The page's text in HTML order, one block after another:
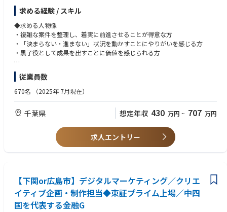
案を能動的に行える「営業マインド・事業化マインド」をお持ちの方
る提案を粘り強く行える高い調整能力がある方
・縦割りの職種に縛られず、事業成長のために自ら領域を広げていける方
＜主な業務内容＞
① プロジェクト推進・実行管理
サイト改修、新機能導入、DX施策に関する進捗管理
課題・リスクの整理と解消に向けたアクション設計
② 部署間調整・合意形成
関連部署（事業会社、保険会社、開発ベンダー等）との調整・ファシリテ
意思決定に必要な資料作成（論点整理）
③ 要件定義のサポート
ニーズの整理・言語化、開発側への適切な要件伝達
手戻り・遅延を防ぐための橋渡し
※人事異動により会社指定の業務に変更有
求める経験 / スキル
◆求める人物像
・複雑な案件を整理し、着実に前進させることが得意な方
・「決まらない・進まない」状況を動かすことにやりがいを感じる方
・黒子役として成果を出すことに価値を感じられる方
◆必須経験・スキル
・ITプロジェクトまたはWEB開発におけるPM／PMO経験
・ドキュメント作成能力（業務フロー、要件整理資料など）
従業員数
670名 （2025年 7月現在）
千葉県 想定年収 430 万円 ~ 707 万円
求人エントリー
【下関or広島市】デジタルマーケティング／クリエ
イティブ企画・制作担当◆東証プライム上場／中四
国を代表する金融G